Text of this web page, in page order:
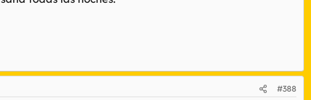
#388